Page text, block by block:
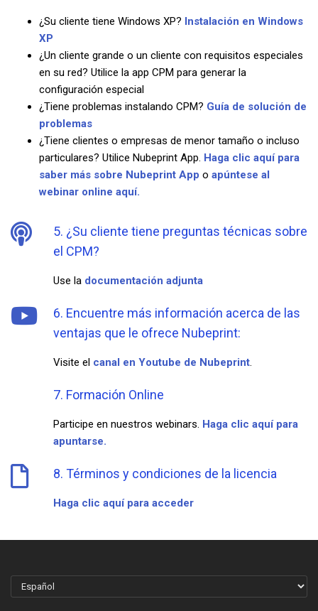
¿Su cliente tiene Windows XP? Instalación en Windows
XP
¿Un cliente grande o un cliente con requisitos especiales
en su red? Utilice la app CPM para generar la
configuración especial
¿Tiene problemas instalando CPM? Guía de solución de
problemas
¿Tiene clientes o empresas de menor tamaño o incluso
particulares? Utilice Nubeprint App. Haga clic aquí para
saber más sobre Nubeprint App o apúntese al
webinar online aquí.
5. ¿Su cliente tiene preguntas técnicas sobre
el CPM?
Use la documentación adjunta
6. Encuentre más información acerca de las
ventajas que le ofrece Nubeprint:
Visite el canal en Youtube de Nubeprint.
7. Formación Online
Participe en nuestros webinars. Haga clic aquí para
apuntarse.
8. Términos y condiciones de la licencia
Haga clic aquí para acceder
ELEGIR
UN